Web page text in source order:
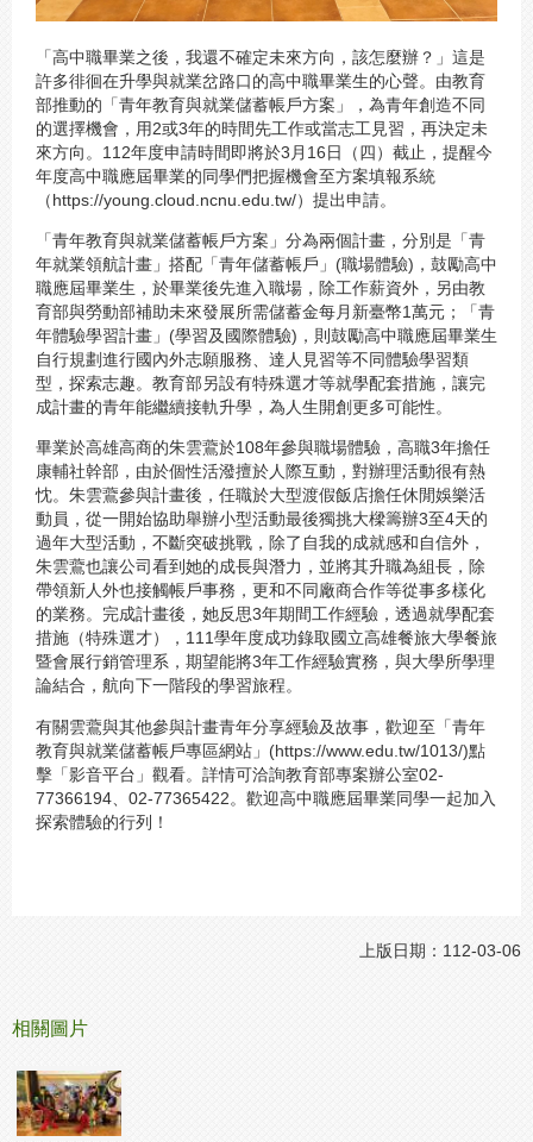
「高中職畢業之後，我還不確定未來方向，該怎麼辦？」這是
許多徘徊在升學與就業岔路口的高中職畢業生的心聲。由教育
部推動的「青年教育與就業儲蓄帳戶方案」，為青年創造不同
的選擇機會，用2或3年的時間先工作或當志工見習，再決定未
來方向。112年度申請時間即將於3月16日（四）截止，提醒今
年度高中職應屆畢業的同學們把握機會至方案填報系統
（https://young.cloud.ncnu.edu.tw/）提出申請。
「青年教育與就業儲蓄帳戶方案」分為兩個計畫，分別是「青
年就業領航計畫」搭配「青年儲蓄帳戶」(職場體驗)，鼓勵高中
職應屆畢業生，於畢業後先進入職場，除工作薪資外，另由教
育部與勞動部補助未來發展所需儲蓄金每月新臺幣1萬元；「青
年體驗學習計畫」(學習及國際體驗)，則鼓勵高中職應屆畢業生
自行規劃進行國內外志願服務、達人見習等不同體驗學習類
型，探索志趣。教育部另設有特殊選才等就學配套措施，讓完
成計畫的青年能繼續接軌升學，為人生開創更多可能性。
畢業於高雄高商的朱雲鷰於108年參與職場體驗，高職3年擔任
康輔社幹部，由於個性活潑擅於人際互動，對辦理活動很有熱
忱。朱雲鷰參與計畫後，任職於大型渡假飯店擔任休閒娛樂活
動員，從一開始協助舉辦小型活動最後獨挑大樑籌辦3至4天的
過年大型活動，不斷突破挑戰，除了自我的成就感和自信外，
朱雲鷰也讓公司看到她的成長與潛力，並將其升職為組長，除
帶領新人外也接觸帳戶事務，更和不同廠商合作等從事多樣化
的業務。完成計畫後，她反思3年期間工作經驗，透過就學配套
措施（特殊選才），111學年度成功錄取國立高雄餐旅大學餐旅
暨會展行銷管理系，期望能將3年工作經驗實務，與大學所學理
論結合，航向下一階段的學習旅程。
有關雲鷰與其他參與計畫青年分享經驗及故事，歡迎至「青年
教育與就業儲蓄帳戶專區網站」(https://www.edu.tw/1013/)點
擊「影音平台」觀看。詳情可洽詢教育部專案辦公室02-
77366194、02-77365422。歡迎高中職應屆畢業同學一起加入
探索體驗的行列！
上版日期：112-03-06
相關圖片